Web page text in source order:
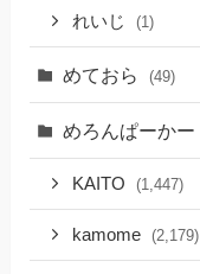
れいじ (1)
めておら (49)
めろんぱーかー
KAITO (1,447)
kamome (2,179)